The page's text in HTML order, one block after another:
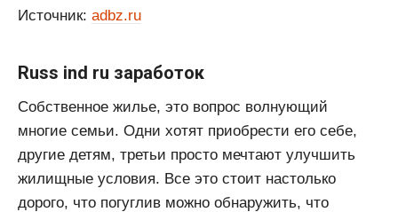
Источник: adbz.ru
Russ ind ru заработок
Собственное жилье, это вопрос волнующий
многие семьи. Одни хотят приобрести его себе,
другие детям, третьи просто мечтают улучшить
жилищные условия. Все это стоит настолько
дорого, что погуглив можно обнаружить, что